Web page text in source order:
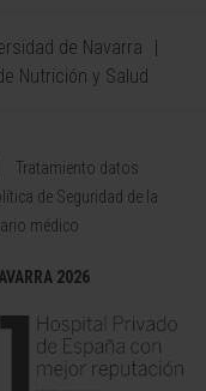
de Navarra
Nutrición y Salud
Tratamiento datos
de Seguridad de la
médico
2026